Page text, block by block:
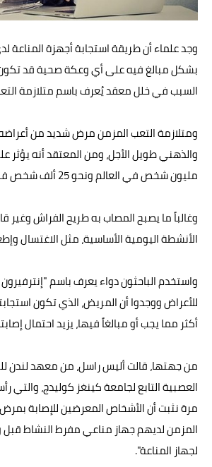
وجد علماء أن طريقة استجابة أجهزة
بشكل مبالغ فيه على أي وعكة صحية قد
السبب في خلل معقد يُعرف باسم متلازمة
مليون شخص في العالم ونحو 25 ألف شخص في بريطانيا.
وغالباً ما يصبح المصاب به طريح الفراش وغير
الأنشطة اليومية الأساسية، مثل الاغتسال
واستخدم الباحثون دواء يعرف باسم
للأعراض ووجدوا أن المريض، الذي تكون
أكثر مما يجب أو مبالغاً فيها، يزيد احتمال
من جهتها، قالت أليس راسل، من معهد لندن
العصبية التابع لجامعة كينغز كوليدج، والتي
مرة نثبت أن الأشخاص المعرضين للإصابة
المزمن لديهم جهاز مناعي مفرط النشاط قبل
لجهاز المناعة".